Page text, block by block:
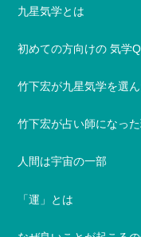
九星気学とは
初めての方向けの 気学
竹下宏が九星気学を選
竹下宏が占い師になっ
人間は宇宙の一部
「運」とは